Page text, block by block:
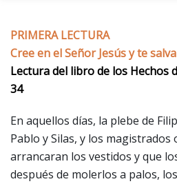
PRIMERA LECTURA
Cree en el Señor Jesús y te
Lectura del libro de los Hechos
34
En aquellos días, la plebe de
Pablo y Silas, y los
arrancaran los vestidos y que
después de molerlos a palos,